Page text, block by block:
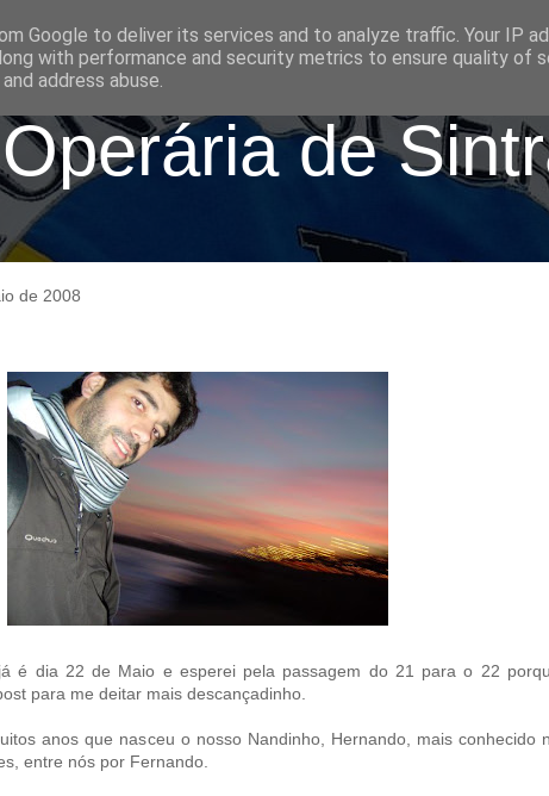
de
de 2008
é dia 22 de Maio e esperei pela passagem do 21 para o 22
para me deitar mais descançadinho.
anos que nasceu o nosso Nandinho, Hernando, mais conhecido
entre nós por Fernando.
Google to deliver its services and to analyze traffic. Your IP
with performance and security metrics to ensure quality of
address abuse.